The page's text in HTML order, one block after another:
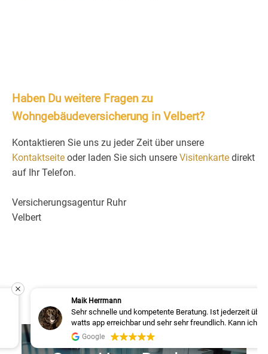
Haben Du weitere Fragen zu
Wohngebäudeversicherung in Velbert?
Kontaktieren Sie uns zu jeder Zeit über unsere
Kontaktseite oder laden Sie sich unsere Visitenkarte direkt
auf Ihr Telefon.
Versicherungsagentur Ruhr
Velbert
Versicherung für
Maik Herrmann
Sehr schnelle und kompetente Beratung. Ist jederzeit über
watts app erreichbar und sehr sehr freundlich. Kann ich
nur weiterempfehlen!!!
Google